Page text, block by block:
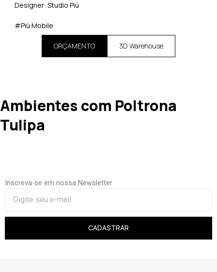
Designer: Studio Più
#Più Mobile
ORÇAMENTO 3D Warehouse
Ambientes com Poltrona
Tulipa
Inscreva-se em nossa Newsletter
CADASTRAR